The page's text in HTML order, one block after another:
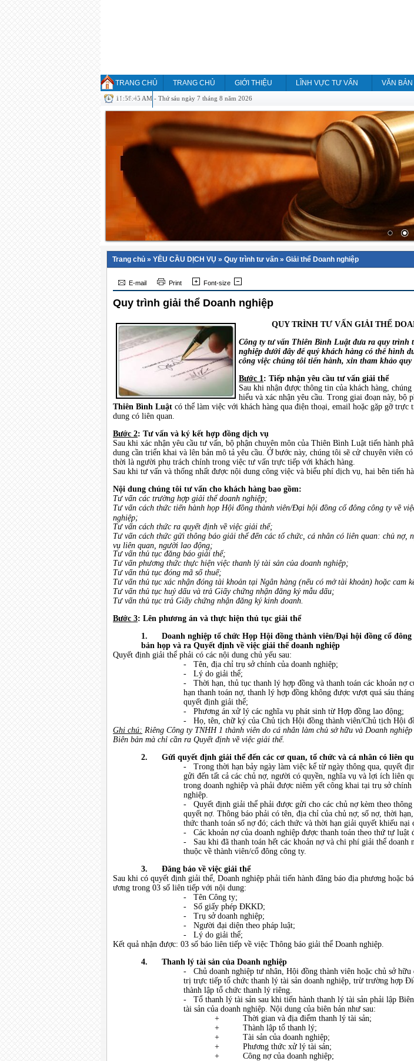
TRANG CHỦ TRANG CHỦ GIỚI THIỆU LĨNH VỰC TƯ VẤN VĂN
HỎI ĐÁP
11:56:45 AM - Thứ sáu ngày 7 tháng 8 năm 2026
Trang chủ » YÊU CẦU DỊCH VỤ » Quy trình tư vấn » Giải thể Doanh nghiệp
E-mail Print Font-size
Quy trình giải thể Doanh nghiệp
QUY TRÌNH TƯ VẤN GIẢI THỂ
Công ty tư vấn Thiên Bình Luật đưa ra quy trình
nghiệp dưới đây để quý khách hàng có thể hình
công việc chúng tôi tiến hành, xin tham khảo
Bước 1: Tiếp nhận yêu cầu tư vấn giải thể
Sau khi nhận được thông tin của khách hàng,
hiểu và xác nhận yêu cầu. Trong giai đoạn này, bộ
Thiên Bình Luật có thể làm việc với khách hàng qua điện thoại, email hoặc gặp gỡ trực
dung có liên quan.
Bước 2: Tư vấn và ký kết hợp đồng dịch vụ
Sau khi xác nhận yêu cầu tư vấn, bộ phận chuyên môn của Thiên Bình Luật tiến hành
dung cần triển khai và lên bản mô tả yêu cầu. Ở bước này, chúng tôi sẽ cử chuyên viên
thời là người phụ trách chính trong việc tư vấn trực tiếp với khách hàng.
Sau khi tư vấn và thống nhất được nội dung công việc và biểu phí dịch vụ, hai bên tiến
Nội dung chúng tôi tư vấn cho khách hàng bao gồm:
Tư vấn các trường hợp giải thể doanh nghiệp;
Tư vấn cách thức tiến hành họp Hội đồng thành viên/Đại hội đồng cổ đông công ty về
nghiệp;
Tư vấn cách thức ra quyết định về việc giải thể;
Tư vấn cách thức gửi thông báo giải thể đến các tổ chức, cá nhân có liên quan: chủ nợ,
vụ liên quan, người lao động;
Tư vấn thủ tục đăng báo giải thể;
Tư vấn phương thức thực hiện việc thanh lý tài sản của doanh nghiệp;
Tư vấn thủ tục đóng mã số thuế;
Tư vấn thủ tục xác nhận đóng tài khoản tại Ngân hàng (nếu có mở tài khoản) hoặc cam
Tư vấn thủ tục huỷ dấu và trả Giấy chứng nhận đăng ký mẫu dấu;
Tư vấn thủ tục trả Giấy chứng nhận đăng ký kinh doanh.
Bước 3: Lên phương án và thực hiện thủ tục giải thể
1. Doanh nghiệp tổ chức Họp Hội đồng thành viên/Đại hội đồng cổ đông
bản họp và ra Quyết định về việc giải thể doanh nghiệp
Quyết định giải thể phải có các nội dung chủ yếu sau:
- Tên, địa chỉ trụ sở chính của doanh nghiệp;
- Lý do giải thể;
- Thời hạn, thủ tục thanh lý hợp đồng và thanh toán các khoản nợ
hạn thanh toán nợ, thanh lý hợp đồng không được vượt quá sáu
quyết định giải thể;
- Phương án xử lý các nghĩa vụ phát sinh từ Hợp đồng lao động;
- Họ, tên, chữ ký của Chủ tịch Hội đồng thành viên/Chủ tịch Hội
Ghi chú: Riêng Công ty TNHH 1 thành viên do cá nhân làm chủ sở hữu và Doanh
Biên bản mà chỉ cần ra Quyết định về việc giải thể.
2. Gửi quyết định giải thể đến các cơ quan, tổ chức và cá nhân có liên
- Trong thời hạn bảy ngày làm việc kể từ ngày thông qua, quyết
gửi đến tất cả các chủ nợ, người có quyền, nghĩa vụ và lợi ích liên
trong doanh nghiệp và phải được niêm yết công khai tại trụ sở chính
nghiệp.
- Quyết định giải thể phải được gửi cho các chủ nợ kèm theo thông
quyết nợ. Thông báo phải có tên, địa chỉ của chủ nợ; số nợ, thời
thức thanh toán số nợ đó; cách thức và thời hạn giải quyết khiếu nại
- Các khoản nợ của doanh nghiệp được thanh toán theo thứ tự luật
- Sau khi đã thanh toán hết các khoản nợ và chi phí giải thể doanh
thuộc về thành viên/cổ đông công ty.
3. Đăng báo về việc giải thể
Sau khi có quyết định giải thể, Doanh nghiệp phải tiến hành đăng báo địa phương hoặc
ương trong 03 số liên tiếp với nội dung:
- Tên Công ty;
- Số giấy phép ĐKKD;
- Trụ sở doanh nghiệp;
- Người đại diện theo pháp luật;
- Lý do giải thể;
Kết quả nhận được: 03 số báo liên tiếp về việc Thông báo giải thể Doanh nghiệp.
4. Thanh lý tài sản của Doanh nghiệp
- Chủ doanh nghiệp tư nhân, Hội đồng thành viên hoặc chủ sở hữu
trị trực tiếp tổ chức thanh lý tài sản doanh nghiệp, trừ trường hợp
thành lập tổ chức thanh lý riêng.
- Tổ thanh lý tài sản sau khi tiến hành thanh lý tài sản phải lập
tài sản của doanh nghiệp. Nội dung của biên bản như sau:
+ Thời gian và địa điểm thanh lý tài sản;
+ Thành lập tổ thanh lý;
+ Tài sản của doanh nghiệp;
+ Phương thức xử lý tài sản;
+ Công nợ của doanh nghiệp;